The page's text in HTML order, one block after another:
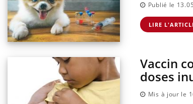
Publié le
LIRE
Vaccin
doses
Mis à jour le
Grossesse à risque : ce
naturel attire
des chercheurs
Comment oublier les
écrans en vacances ?